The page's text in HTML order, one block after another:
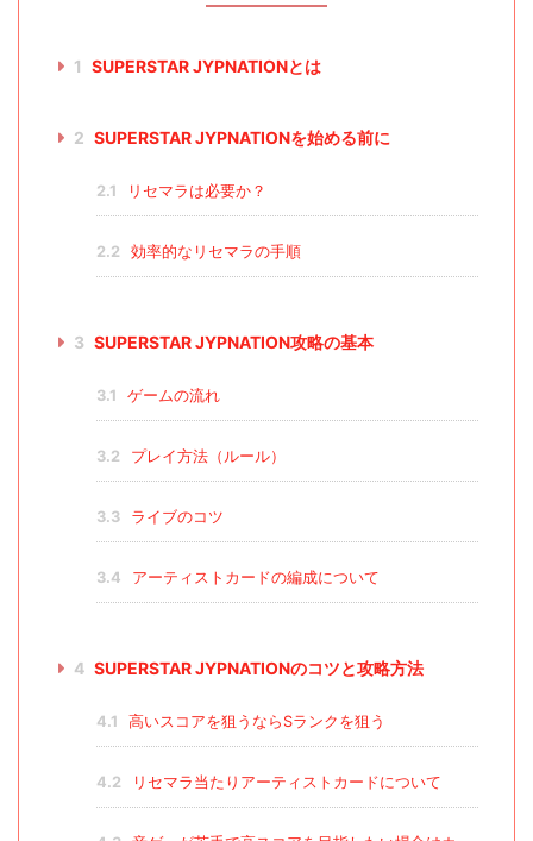
1 SUPERSTAR JYPNATIONとは
2 SUPERSTAR JYPNATIONを始める前に
2.1 リセマラは必要か？
2.2 効率的なリセマラの手順
3 SUPERSTAR JYPNATION攻略の基本
3.1 ゲームの流れ
3.2 プレイ方法（ルール）
3.3 ライブのコツ
3.4 アーティストカードの編成について
4 SUPERSTAR JYPNATIONのコツと攻略方法
4.1 高いスコアを狙うならSランクを狙う
4.2 リセマラ当たりアーティストカードについて